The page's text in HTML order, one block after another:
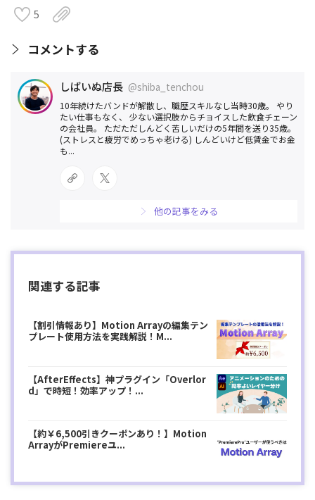
5
コメントする
しばいぬ店長 @shiba_tenchou
10年続けたバンドが解散し、職歴スキルなし当時30歳。 やり
たい仕事もなく、 少ない選択肢からチョイスした飲食チェーン
の会社員。 ただただしんどく苦しいだけの5年間を送り35歳。
(ストレスと疲労でめっちゃ老ける) しんどいけど低賃金でお金
も...
他の記事をみる
関連する記事
【割引情報あり】Motion Arrayの編集テン
プレート使用方法を実践解説！M...
【AfterEffects】神プラグイン「Overlor
d」で時短！効率アップ！...
【約￥6,500引きクーポンあり！】Motion
ArrayがPremiereユ...